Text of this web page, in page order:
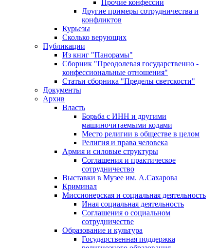
Прочие конфессии
Другие примеры сотрудничества и
конфликтов
Курьезы
Сколько верующих
Публикации
Из книг "Панорамы"
Сборник "Преодолевая государственно -
конфессиональные отношения"
Статьи сборника "Пределы светскости"
Документы
Архив
Власть
Борьба с ИНН и другими
машиночитаемыми кодами
Место религии в обществе в целом
Религия и права человека
Армия и силовые структуры
Соглашения и практическое
сотрудничество
Выставки в Музее им. А.Сахарова
Криминал
Миссионерская и социальная деятельность
Иная социальная деятельность
Соглашения о социальном
сотрудничестве
Образование и культура
Государственная поддержка